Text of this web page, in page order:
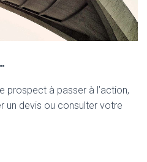
prospect à passer à l’action,
un devis ou consulter votre